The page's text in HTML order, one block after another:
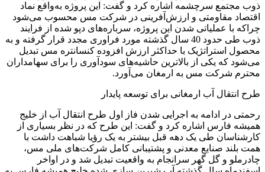
ذوب مجتمع سرچشمه اشاره کرد و گفت: این پروژه به‌واقع نماد
اقتصاد مقاومتی و ارزش‌آفرینی در شرکت مس محسوب می‌شود
چراکه با عملیاتی شدن این پروژه، سرباره‌های دپو شده از فرایند
ذوب طی حدود 40 سال گذشته مورد فراوری مجدد قرار گرفته و به
محصول استراتژیک با حداکثر ارزش افزوده کنسانتره مس تبدیل
می‌شود که یکی از بالاترین حاشیه‌های سودآوری را برای سهامداران
محترم شرکت مس به ارمغان می‌آورد.
طرح انتقال آب ارمغانی برای توسعه پایدار
رحمتی در ادامه به اجرایی شدن فاز اول طرح انتقال آب از خلیج
همیشه ‌فارس اشاره کرد و گفت: این طرح که در نظر بسیاری از
کارشناسان طی یک دهه قبل بیشتر به یک رؤیا شباهت داشت با
همت بلند صنایع معدنی و پشتیبانی کامل شرکت‌های ملی مس،
چادرملو و گل گهر سرانجام به واقعیت تبدیل شد و در اواخر